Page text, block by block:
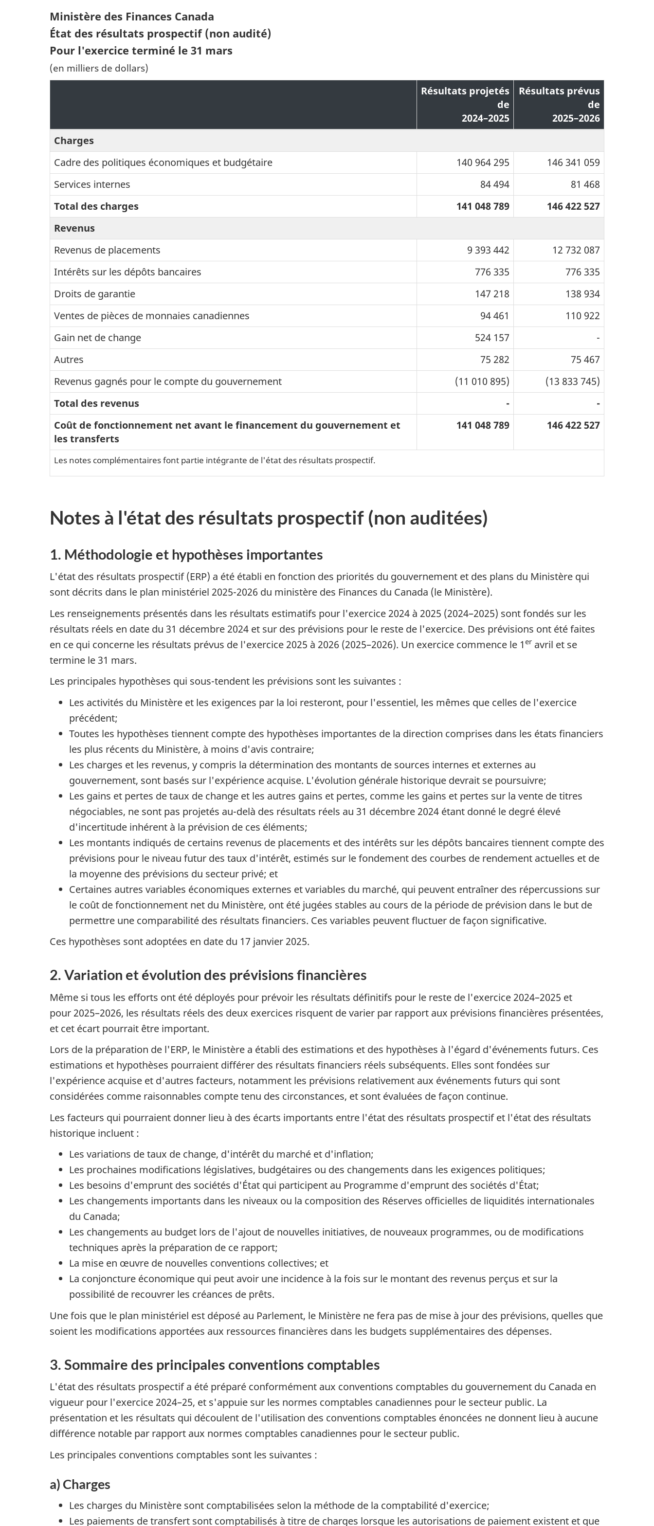
Ministère des Finances Canada
État des résultats prospectif (non audité)
Pour l'exercice terminé le 31 mars
(en milliers de dollars)
Résultats projetés
de
2024–2025
Résultats prévus
de
2025–2026
Charges
Cadre des politiques économiques et budgétaire
140 964 295
146 341 059
Services internes
84 494
81 468
Total des charges
141 048 789
146 422 527
Revenus
Revenus de placements
9 393 442
12 732 087
Intérêts sur les dépôts bancaires
776 335
776 335
Droits de garantie
147 218
138 934
Ventes de pièces de monnaies canadiennes
94 461
110 922
Gain net de change
524 157
-
Autres
75 282
75 467
Revenus gagnés pour le compte du gouvernement
(11 010 895)
(13 833 745)
Total des revenus
-
-
Coût de fonctionnement net avant le financement du gouvernement et
les transferts
141 048 789 146 422 527
Les notes complémentaires font partie intégrante de l'état des résultats prospectif.
Notes à l'état des résultats prospectif (non auditées)
1. Méthodologie et hypothèses importantes
L'état des résultats prospectif (ERP) a été établi en fonction des priorités du gouvernement et des plans du Ministère qui
sont décrits dans le plan ministériel 2025-2026 du ministère des Finances du Canada (le Ministère).
Les renseignements présentés dans les résultats estimatifs pour l'exercice 2024 à 2025 (2024–2025) sont fondés sur les
résultats réels en date du 31 décembre 2024 et sur des prévisions pour le reste de l'exercice. Des prévisions ont été faites
en ce qui concerne les résultats prévus de l'exercice 2025 à 2026 (2025–2026). Un exercice commence le 1 er avril et se
termine le 31 mars.
Les principales hypothèses qui sous-tendent les prévisions sont les suivantes :
Les activités du Ministère et les exigences par la loi resteront, pour l'essentiel, les mêmes que celles de l'exercice
précédent;
Toutes les hypothèses tiennent compte des hypothèses importantes de la direction comprises dans les états financiers
les plus récents du Ministère, à moins d'avis contraire;
Les charges et les revenus, y compris la détermination des montants de sources internes et externes au
gouvernement, sont basés sur l'expérience acquise. L'évolution générale historique devrait se poursuivre;
Les gains et pertes de taux de change et les autres gains et pertes, comme les gains et pertes sur la vente de titres
négociables, ne sont pas projetés au-delà des résultats réels au 31 décembre 2024 étant donné le degré élevé
d'incertitude inhérent à la prévision de ces éléments;
Les montants indiqués de certains revenus de placements et des intérêts sur les dépôts bancaires tiennent compte des
prévisions pour le niveau futur des taux d'intérêt, estimés sur le fondement des courbes de rendement actuelles et de
la moyenne des prévisions du secteur privé; et
Certaines autres variables économiques externes et variables du marché, qui peuvent entraîner des répercussions sur
le coût de fonctionnement net du Ministère, ont été jugées stables au cours de la période de prévision dans le but de
permettre une comparabilité des résultats financiers. Ces variables peuvent fluctuer de façon significative.
Ces hypothèses sont adoptées en date du 17 janvier 2025.
2. Variation et évolution des prévisions financières
Même si tous les efforts ont été déployés pour prévoir les résultats définitifs pour le reste de l'exercice 2024–2025 et
pour 2025–2026, les résultats réels des deux exercices risquent de varier par rapport aux prévisions financières présentées,
et cet écart pourrait être important.
Lors de la préparation de l'ERP, le Ministère a établi des estimations et des hypothèses à l'égard d'événements futurs. Ces
estimations et hypothèses pourraient différer des résultats financiers réels subséquents. Elles sont fondées sur
l'expérience acquise et d'autres facteurs, notamment les prévisions relativement aux événements futurs qui sont
considérées comme raisonnables compte tenu des circonstances, et sont évaluées de façon continue.
Les facteurs qui pourraient donner lieu à des écarts importants entre l'état des résultats prospectif et l'état des résultats
historique incluent :
Les variations de taux de change, d'intérêt du marché et d'inflation;
Les prochaines modifications législatives, budgétaires ou des changements dans les exigences politiques;
Les besoins d'emprunt des sociétés d'État qui participent au Programme d'emprunt des sociétés d'État;
Les changements importants dans les niveaux ou la composition des Réserves officielles de liquidités internationales
du Canada;
Les changements au budget lors de l'ajout de nouvelles initiatives, de nouveaux programmes, ou de modifications
techniques après la préparation de ce rapport;
La mise en œuvre de nouvelles conventions collectives; et
La conjoncture économique qui peut avoir une incidence à la fois sur le montant des revenus perçus et sur la
possibilité de recouvrer les créances de prêts.
Une fois que le plan ministériel est déposé au Parlement, le Ministère ne fera pas de mise à jour des prévisions, quelles que
soient les modifications apportées aux ressources financières dans les budgets supplémentaires des dépenses.
3. Sommaire des principales conventions comptables
L'état des résultats prospectif a été préparé conformément aux conventions comptables du gouvernement du Canada en
vigueur pour l'exercice 2024–25, et s'appuie sur les normes comptables canadiennes pour le secteur public. La
présentation et les résultats qui découlent de l'utilisation des conventions comptables énoncées ne donnent lieu à aucune
différence notable par rapport aux normes comptables canadiennes pour le secteur public.
Les principales conventions comptables sont les suivantes :
a) Charges
Les charges du Ministère sont comptabilisées selon la méthode de la comptabilité d'exercice;
Les paiements de transfert sont comptabilisés à titre de charges lorsque les autorisations de paiement existent et que